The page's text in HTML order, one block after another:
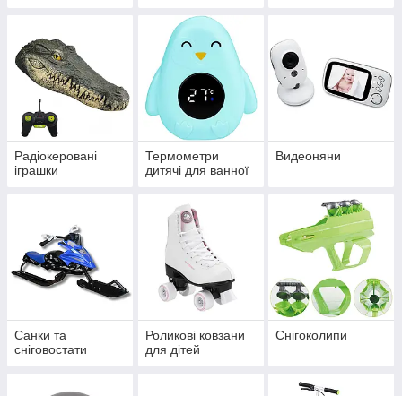
Радіокеровані
іграшки
Термометри
дитячі для ванної
Видеоняни
Санки та
сніговостати
Роликові ковзани
для дітей
Снігоколипи